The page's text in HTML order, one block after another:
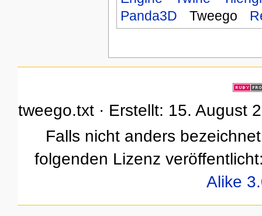
Panda3D
Tweego
tweego.txt · Erstellt: 15. August
Falls nicht anders
folgenden Lizenz
Alike